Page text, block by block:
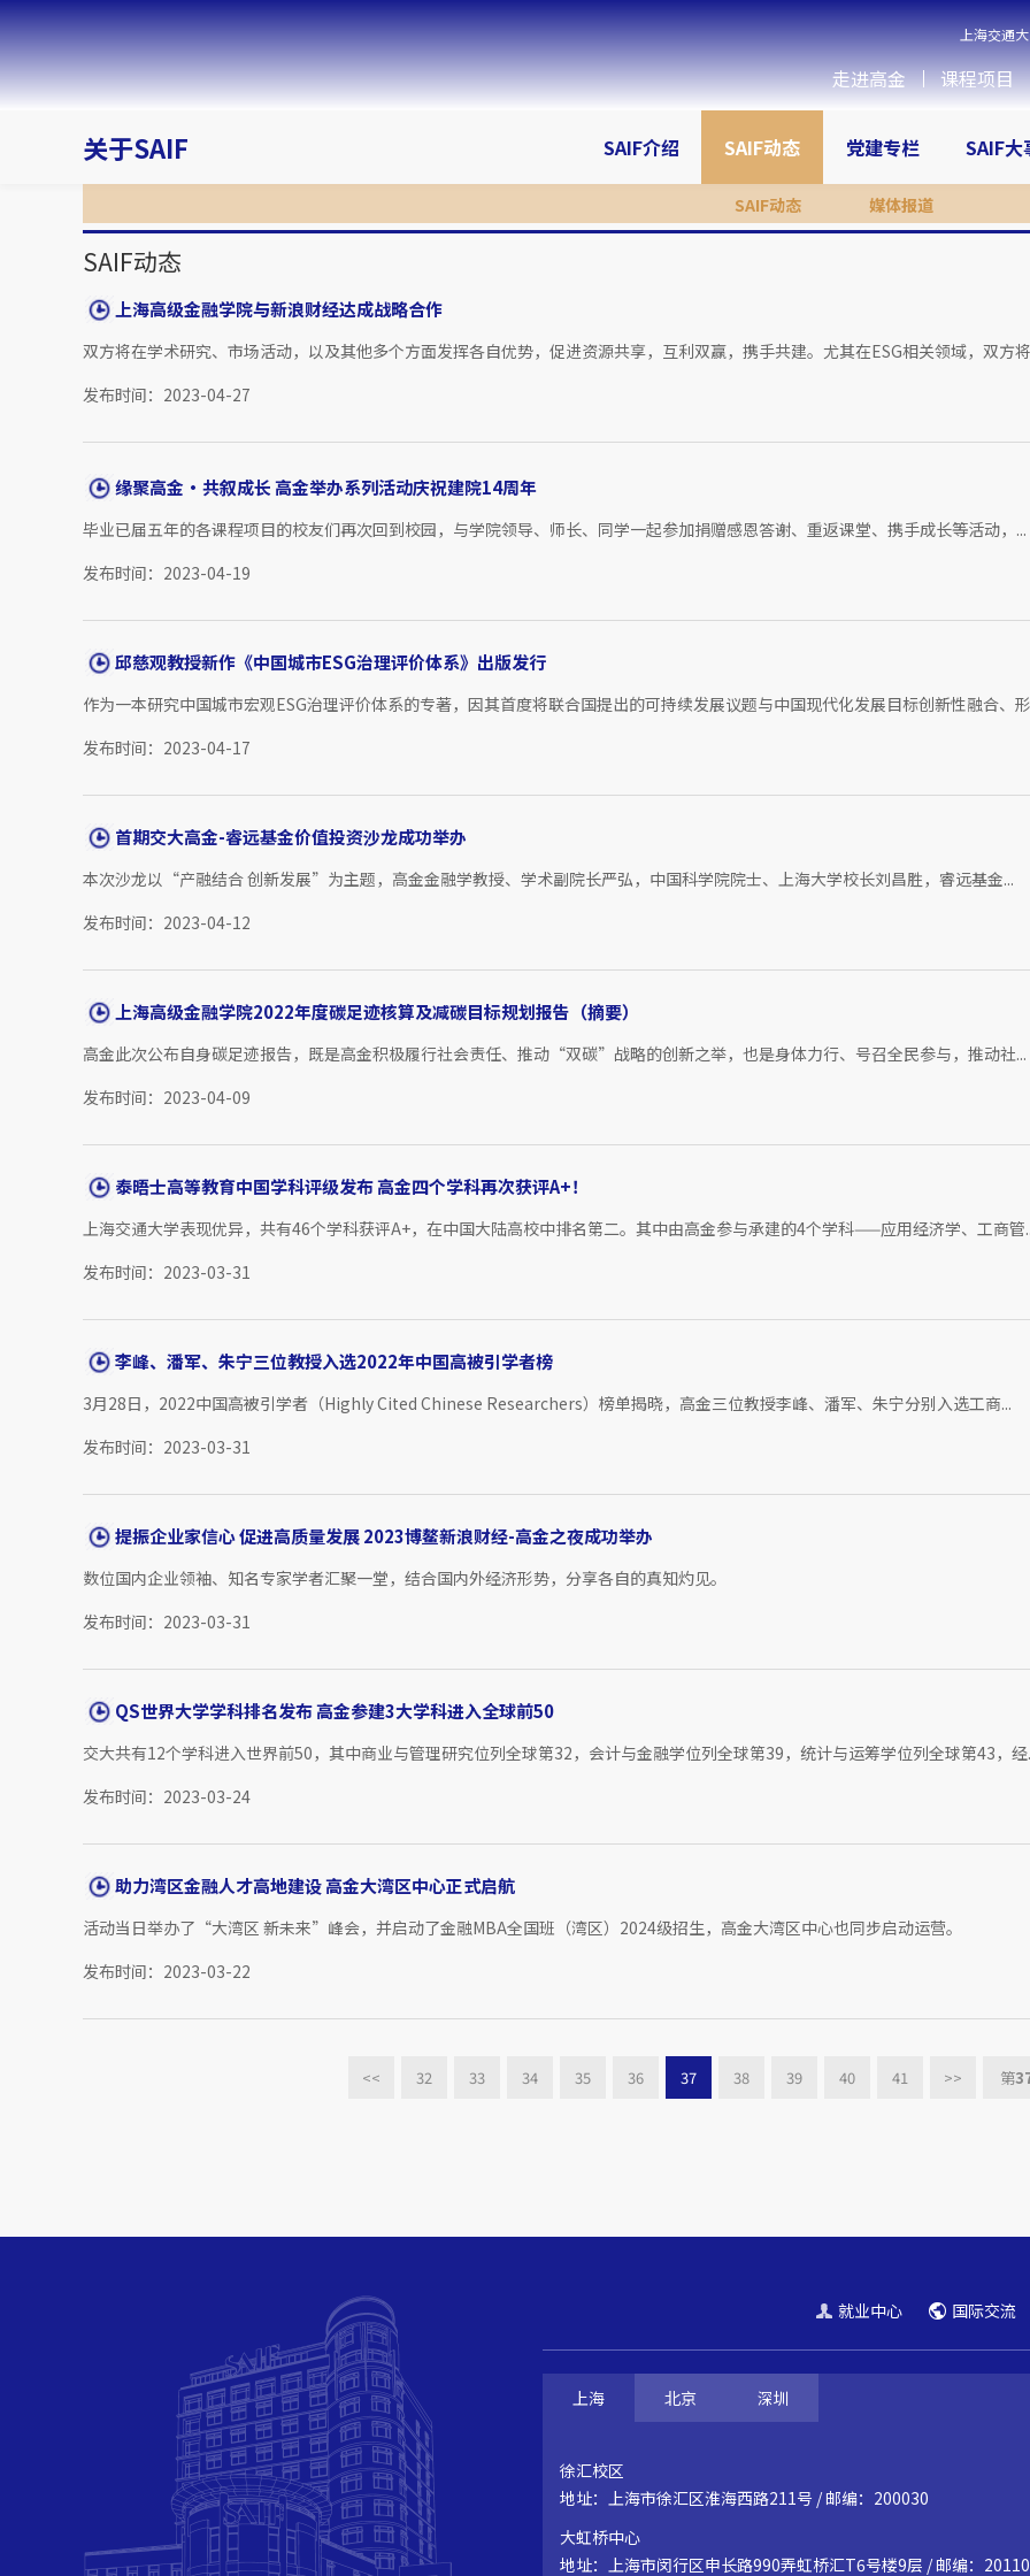
上海交通
走进高金 课程项目
关于SAIF SAIF介绍 SAIF动态
SAIF动态 媒体报道
党建专栏 SAIF大
SAIF动态
上海高级金融学院与新浪财经达成战略合作
双方将在学术研究、市场活动，以及其他多个方面发挥各自优势，促进资源共享，互利双赢，携手共建。尤其在ESG相关领域，双方
发布时间：2023-04-27
缘聚高金·共叙成长 高金举办系列活动庆祝建院14周年
毕业已届五年的各课程项目的校友们再次回到校园，与学院领导、师长、同学一起参加捐赠感恩答谢、重返课堂、携手成长等活动，...
发布时间：2023-04-19
邱慈观教授新作《中国城市ESG治理评价体系》出版发行
作为一本研究中国城市宏观ESG治理评价体系的专著，因其首度将联合国提出的可持续发展议题与中国现代化发展目标创新性融合、
发布时间：2023-04-17
首期交大高金-睿远基金价值投资沙龙成功举办
本次沙龙以“产融结合 创新发展”为主题，高金金融学教授、学术副院长严弘，中国科学院院士、上海大学校长刘昌胜，睿远基金...
发布时间：2023-04-12
上海高级金融学院2022年度碳足迹核算及减碳目标规划报告（摘要）
高金此次公布自身碳足迹报告，既是高金积极履行社会责任、推动“双碳”战略的创新之举，也是身体力行、号召全民参与，推动社...
发布时间：2023-04-09
泰晤士高等教育中国学科评级发布 高金四个学科再次获评A+！
上海交通大学表现优异，共有46个学科获评A+，在中国大陆高校中排名第二。其中由高金参与承建的4个学科——应用经济学、工商管
发布时间：2023-03-31
李峰、潘军、朱宁三位教授入选2022年中国高被引学者榜
3月28日，2022中国高被引学者（Highly Cited Chinese Researchers）榜单揭晓，高金三位教授李峰、潘军、朱宁分别入选工商...
发布时间：2023-03-31
提振企业家信心 促进高质量发展 2023博鳌新浪财经-高金之夜成功举办
数位国内企业领袖、知名专家学者汇聚一堂，结合国内外经济形势，分享各自的真知灼见。
发布时间：2023-03-31
QS世界大学学科排名发布 高金参建3大学科进入全球前50
交大共有12个学科进入世界前50，其中商业与管理研究位列全球第32，会计与金融学位列全球第39，统计与运筹学位列全球第43，经
发布时间：2023-03-24
助力湾区金融人才高地建设 高金大湾区中心正式启航
活动当日举办了“大湾区 新未来”峰会，并启动了金融MBA全国班（湾区）2024级招生，高金大湾区中心也同步启动运营。
发布时间：2023-03-22
<< 32 33 34 35 36 37 38 39 40 41 >> 第
就业中心 国际交流
上海 北京 深圳
徐汇校区
地址：上海市徐汇区淮海西路211号 / 邮编：200030
大虹桥中心
地址：上海市闵行区申长路990弄虹桥汇T6号楼9层 / 邮编：